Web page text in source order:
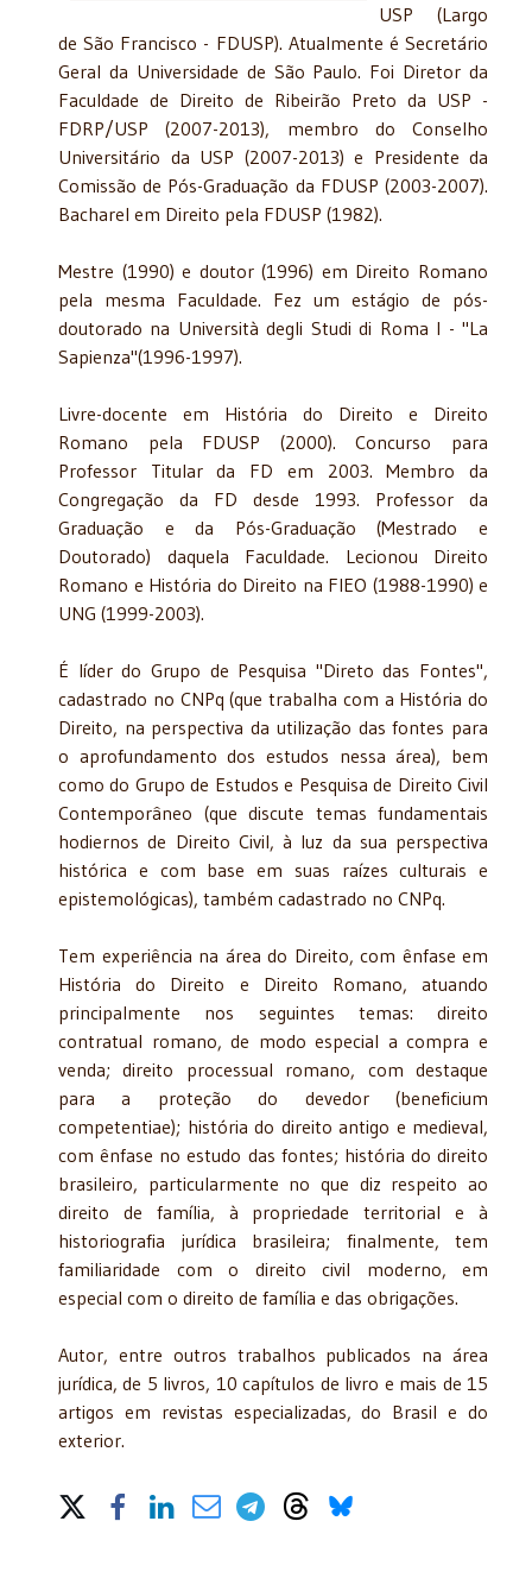
USP (Largo
de São Francisco - FDUSP). Atualmente é Secretário
Geral da Universidade de São Paulo. Foi Diretor da
Faculdade de Direito de Ribeirão Preto da USP -
FDRP/USP (2007-2013), membro do Conselho
Universitário da USP (2007-2013) e Presidente da
Comissão de Pós-Graduação da FDUSP (2003-2007).
Bacharel em Direito pela FDUSP (1982).
Mestre (1990) e doutor (1996) em Direito Romano
pela mesma Faculdade. Fez um estágio de pós-
doutorado na Università degli Studi di Roma I - "La
Sapienza"(1996-1997).
Livre-docente em História do Direito e Direito
Romano pela FDUSP (2000). Concurso para
Professor Titular da FD em 2003. Membro da
Congregação da FD desde 1993. Professor da
Graduação e da Pós-Graduação (Mestrado e
Doutorado) daquela Faculdade. Lecionou Direito
Romano e História do Direito na FIEO (1988-1990) e
UNG (1999-2003).
É líder do Grupo de Pesquisa "Direto das Fontes",
cadastrado no CNPq (que trabalha com a História do
Direito, na perspectiva da utilização das fontes para
o aprofundamento dos estudos nessa área), bem
como do Grupo de Estudos e Pesquisa de Direito Civil
Contemporâneo (que discute temas fundamentais
hodiernos de Direito Civil, à luz da sua perspectiva
histórica e com base em suas raízes culturais e
epistemológicas), também cadastrado no CNPq.
Tem experiência na área do Direito, com ênfase em
História do Direito e Direito Romano, atuando
principalmente nos seguintes temas: direito
contratual romano, de modo especial a compra e
venda; direito processual romano, com destaque
para a proteção do devedor (beneficium
competentiae); história do direito antigo e medieval,
com ênfase no estudo das fontes; história do direito
brasileiro, particularmente no que diz respeito ao
direito de família, à propriedade territorial e à
historiografia jurídica brasileira; finalmente, tem
familiaridade com o direito civil moderno, em
especial com o direito de família e das obrigações.
Autor, entre outros trabalhos publicados na área
jurídica, de 5 livros, 10 capítulos de livro e mais de 15
artigos em revistas especializadas, do Brasil e do
exterior.
Share on Social Media